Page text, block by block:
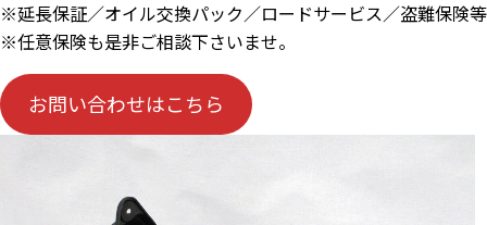
※延長保証／オイル交換パック／ロードサービス／盗難保険
※任意保険も是非ご相談下さいませ。
お問い合わせはこちら